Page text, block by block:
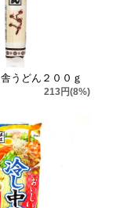
うどん２００ｇ
213円(8%)